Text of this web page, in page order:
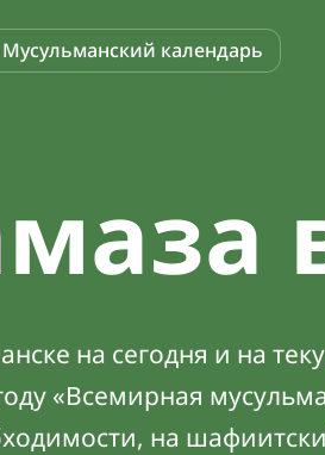
Мусульманский календарь
на сегодня и на
«Всемирная
на